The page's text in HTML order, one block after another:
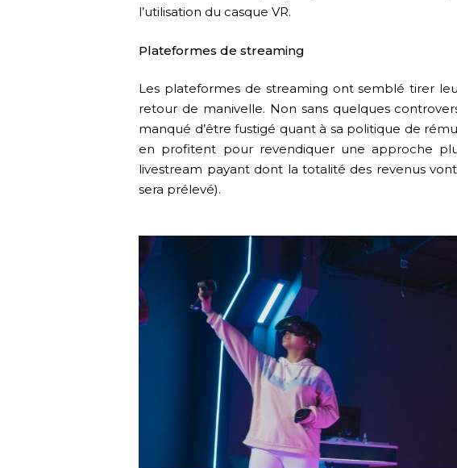
l’utilisation du casque VR.
Plateformes de streaming
Les plateformes de streaming ont semblé tirer
retour de manivelle. Non sans quelques
manqué d’être fustigé quant à sa politique de
en profitent pour revendiquer une approche
livestream payant dont la totalité des revenus
sera prélevé).